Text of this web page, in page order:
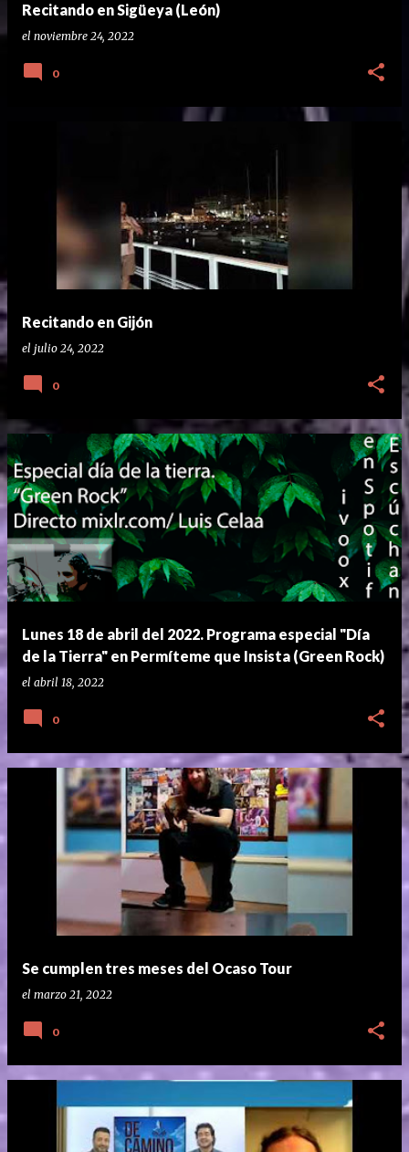
Recitando en Sigüeya (León)
el noviembre 24, 2022
0
Recitando en Gijón
el julio 24, 2022
0
Lunes 18 de abril del 2022. Programa especial "Día
de la Tierra" en Permíteme que Insista (Green Rock)
el abril 18, 2022
0
Se cumplen tres meses del Ocaso Tour
el marzo 21, 2022
0